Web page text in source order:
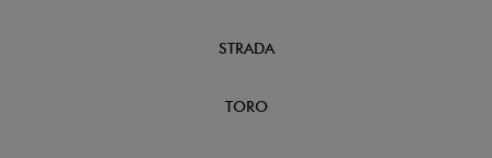
STRADA
TORO